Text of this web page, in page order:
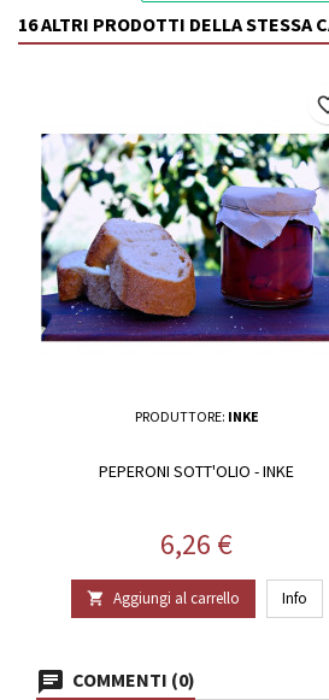
16 ALTRI PRODOTTI DELLA STESSA
PRODUTTORE: INKE
PEPERONI SOTT'OLIO - INKE
Prezzo
6,26 €
 Aggiungi al carrello Info
COMMENTI (0)